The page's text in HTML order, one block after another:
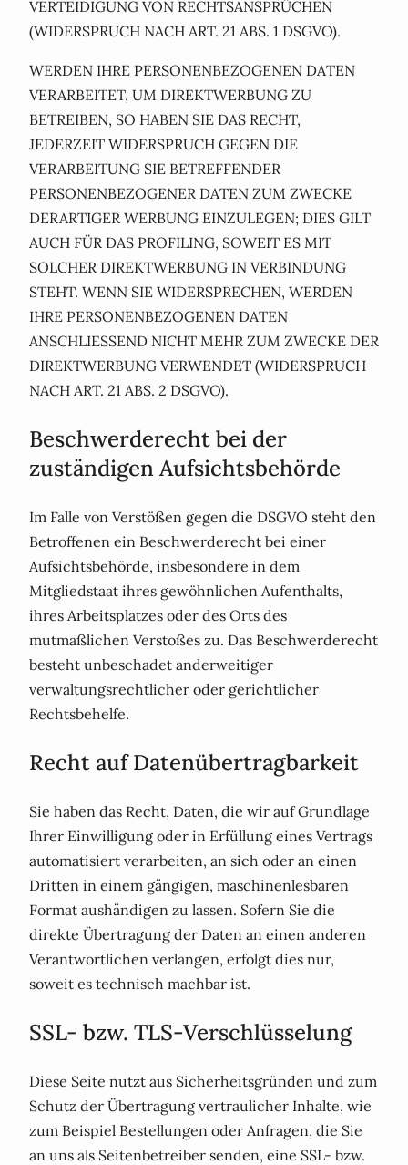
VERTEIDIGUNG VON RECHTSANSPRÜCHEN
(WIDERSPRUCH NACH ART. 21 ABS. 1 DSGVO).
WERDEN IHRE PERSONENBEZOGENEN DATEN
VERARBEITET, UM DIREKTWERBUNG ZU
BETREIBEN, SO HABEN SIE DAS RECHT,
JEDERZEIT WIDERSPRUCH GEGEN DIE
VERARBEITUNG SIE BETREFFENDER
PERSONENBEZOGENER DATEN ZUM ZWECKE
DERARTIGER WERBUNG EINZULEGEN; DIES GILT
AUCH FÜR DAS PROFILING, SOWEIT ES MIT
SOLCHER DIREKTWERBUNG IN VERBINDUNG
STEHT. WENN SIE WIDERSPRECHEN, WERDEN
IHRE PERSONENBEZOGENEN DATEN
ANSCHLIESSEND NICHT MEHR ZUM ZWECKE DER
DIREKTWERBUNG VERWENDET (WIDERSPRUCH
NACH ART. 21 ABS. 2 DSGVO).
Beschwerde­recht bei der
zuständigen Aufsichts­behörde
Im Falle von Verstößen gegen die DSGVO steht den
Betroffenen ein Beschwerderecht bei einer
Aufsichtsbehörde, insbesondere in dem
Mitgliedstaat ihres gewöhnlichen Aufenthalts,
ihres Arbeitsplatzes oder des Orts des
mutmaßlichen Verstoßes zu. Das Beschwerderecht
besteht unbeschadet anderweitiger
verwaltungsrechtlicher oder gerichtlicher
Rechtsbehelfe.
Recht auf Daten­übertrag­barkeit
Sie haben das Recht, Daten, die wir auf Grundlage
Ihrer Einwilligung oder in Erfüllung eines Vertrags
automatisiert verarbeiten, an sich oder an einen
Dritten in einem gängigen, maschinenlesbaren
Format aushändigen zu lassen. Sofern Sie die
direkte Übertragung der Daten an einen anderen
Verantwortlichen verlangen, erfolgt dies nur,
soweit es technisch machbar ist.
SSL- bzw. TLS-Verschlüsselung
Diese Seite nutzt aus Sicherheitsgründen und zum
Schutz der Übertragung vertraulicher Inhalte, wie
zum Beispiel Bestellungen oder Anfragen, die Sie
an uns als Seitenbetreiber senden, eine SSL- bzw.